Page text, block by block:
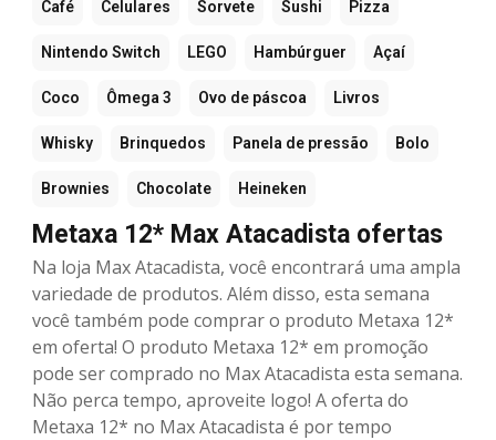
Café Celulares Sorvete Sushi Pizza
Nintendo Switch LEGO Hambúrguer Açaí
Coco Ômega 3 Ovo de páscoa Livros
Whisky Brinquedos Panela de pressão Bolo
Brownies Chocolate Heineken
Metaxa 12* Max Atacadista ofertas
Na loja Max Atacadista, você encontrará uma ampla
variedade de produtos. Além disso, esta semana
você também pode comprar o produto Metaxa 12*
em oferta! O produto Metaxa 12* em promoção
pode ser comprado no Max Atacadista esta semana.
Não perca tempo, aproveite logo! A oferta do
Metaxa 12* no Max Atacadista é por tempo